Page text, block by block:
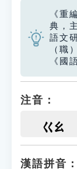
《重
典，
語文
（職
《國
注音：
ㄍㄠ
漢語拼音：